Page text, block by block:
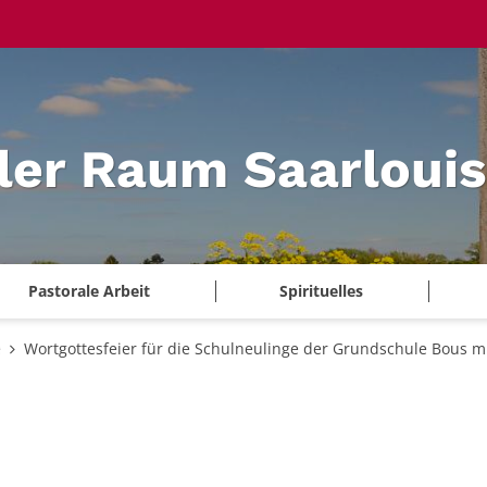
Raum Saarlouis
Pastorale Arbeit Spirituelles
Wortgottesfeier für die Schulneulinge der Grundschule Bous